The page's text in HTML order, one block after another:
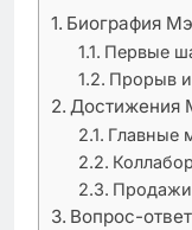
Биография
Первые
Прорыв
Достижения
Главные
Вопрос-